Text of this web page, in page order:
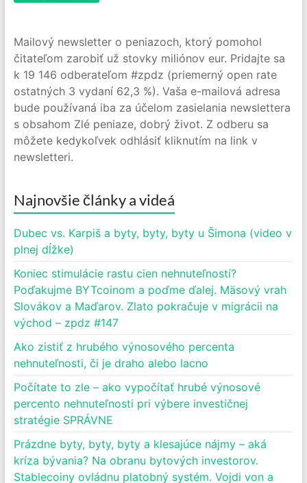
Mailový newsletter o peniazoch, ktorý pomohol
čitateľom zarobiť už stovky miliónov eur. Pridajte sa
k 19 146 odberateľom #zpdz (priemerný open rate
ostatných 3 vydaní 62,3 %). Vaša e-mailová adresa
bude používaná iba za účelom zasielania newslettera
s obsahom Zlé peniaze, dobrý život. Z odberu sa
môžete kedykoľvek odhlásiť kliknutím na link v
newsletteri.
Najnovšie články a videá
Dubec vs. Karpiš a byty, byty, byty u Šimona (video v
plnej dĺžke)
Koniec stimulácie rastu cien nehnuteľností?
Poďakujme BYTcoinom a poďme ďalej. Mäsový vrah
Slovákov a Maďarov. Zlato pokračuje v migrácii na
východ – zpdz #147
Ako zistiť z hrubého výnosového percenta
nehnuteľnosti, či je draho alebo lacno
Počítate to zle – ako vypočítať hrubé výnosové
percento nehnuteľnosti pri výbere investičnej
stratégie SPRÁVNE
Prázdne byty, byty, byty a klesajúce nájmy – aká
kríza bývania? Na obranu bytových investorov.
Stablecoiny ovládnu platobný systém. Vojdi von a